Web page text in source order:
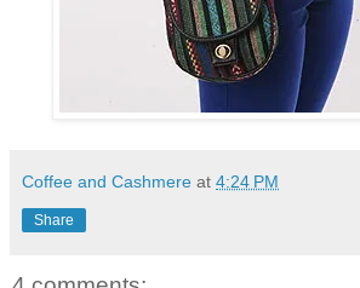
Coffee and Cashmere at 4:24 PM
Share